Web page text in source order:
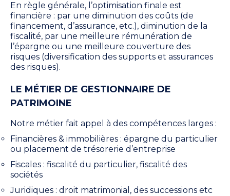
En règle générale, l’optimisation finale est
financière : par une diminution des coûts (de
financement, d’assurance, etc.), diminution de la
fiscalité, par une meilleure rémunération de
l’épargne ou une meilleure couverture des
risques (diversification des supports et assurances
des risques).
LE MÉTIER DE GESTIONNAIRE DE
PATRIMOINE
Notre métier fait appel à des compétences larges :
Financières & immobilières : épargne du particulier
ou placement de trésorerie d’entreprise
Fiscales : fiscalité du particulier, fiscalité des
sociétés
Juridiques : droit matrimonial, des successions etc